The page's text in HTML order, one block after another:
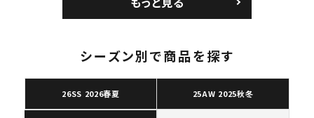
カー ホワイト 白
ムグッドイナフ ナイキ
エアフォース１スニー
ト
シーズン別で商品を探す
26SS 2026春夏 25AW 2025秋冬